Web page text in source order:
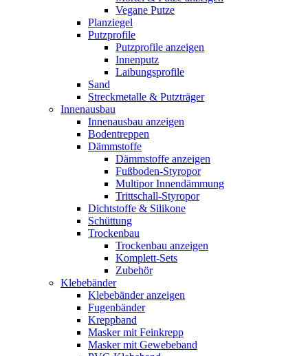
Vegane Putze
Planziegel
Putzprofile
Putzprofile anzeigen
Innenputz
Laibungsprofile
Sand
Streckmetalle & Putzträger
Innenausbau
Innenausbau anzeigen
Bodentreppen
Dämmstoffe
Dämmstoffe anzeigen
Fußboden-Styropor
Multipor Innendämmung
Trittschall-Styropor
Dichtstoffe & Silikone
Schüttung
Trockenbau
Trockenbau anzeigen
Komplett-Sets
Zubehör
Klebebänder
Klebebänder anzeigen
Fugenbänder
Kreppband
Masker mit Feinkrepp
Masker mit Gewebeband